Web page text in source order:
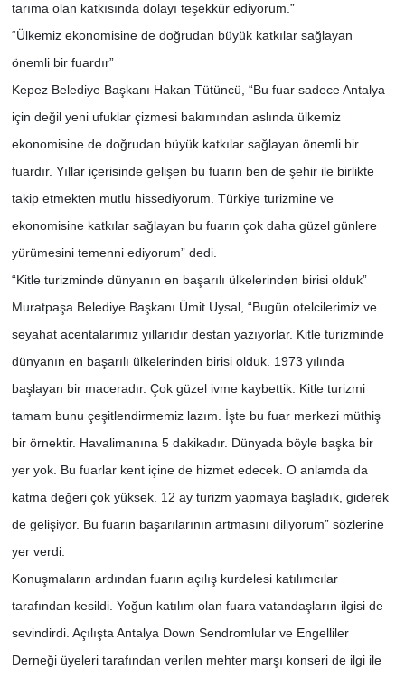
tarıma olan katkısında dolayı teşekkür ediyorum.”
“Ülkemiz ekonomisine de doğrudan büyük katkılar sağlayan
önemli bir fuardır”
Kepez Belediye Başkanı Hakan Tütüncü, “Bu fuar sadece Antalya
için değil yeni ufuklar çizmesi bakımından aslında ülkemiz
ekonomisine de doğrudan büyük katkılar sağlayan önemli bir
fuardır. Yıllar içerisinde gelişen bu fuarın ben de şehir ile birlikte
takip etmekten mutlu hissediyorum. Türkiye turizmine ve
ekonomisine katkılar sağlayan bu fuarın çok daha güzel günlere
yürümesini temenni ediyorum” dedi.
“Kitle turizminde dünyanın en başarılı ülkelerinden birisi olduk”
Muratpaşa Belediye Başkanı Ümit Uysal, “Bugün otelcilerimiz ve
seyahat acentalarımız yıllarıdır destan yazıyorlar. Kitle turizminde
dünyanın en başarılı ülkelerinden birisi olduk. 1973 yılında
başlayan bir maceradır. Çok güzel ivme kaybettik. Kitle turizmi
tamam bunu çeşitlendirmemiz lazım. İşte bu fuar merkezi müthiş
bir örnektir. Havalimanına 5 dakikadır. Dünyada böyle başka bir
yer yok. Bu fuarlar kent içine de hizmet edecek. O anlamda da
katma değeri çok yüksek. 12 ay turizm yapmaya başladık, giderek
de gelişiyor. Bu fuarın başarılarının artmasını diliyorum” sözlerine
yer verdi.
Konuşmaların ardından fuarın açılış kurdelesi katılımcılar
tarafından kesildi. Yoğun katılım olan fuara vatandaşların ilgisi de
sevindirdi. Açılışta Antalya Down Sendromlular ve Engelliler
Derneği üyeleri tarafından verilen mehter marşı konseri de ilgi ile